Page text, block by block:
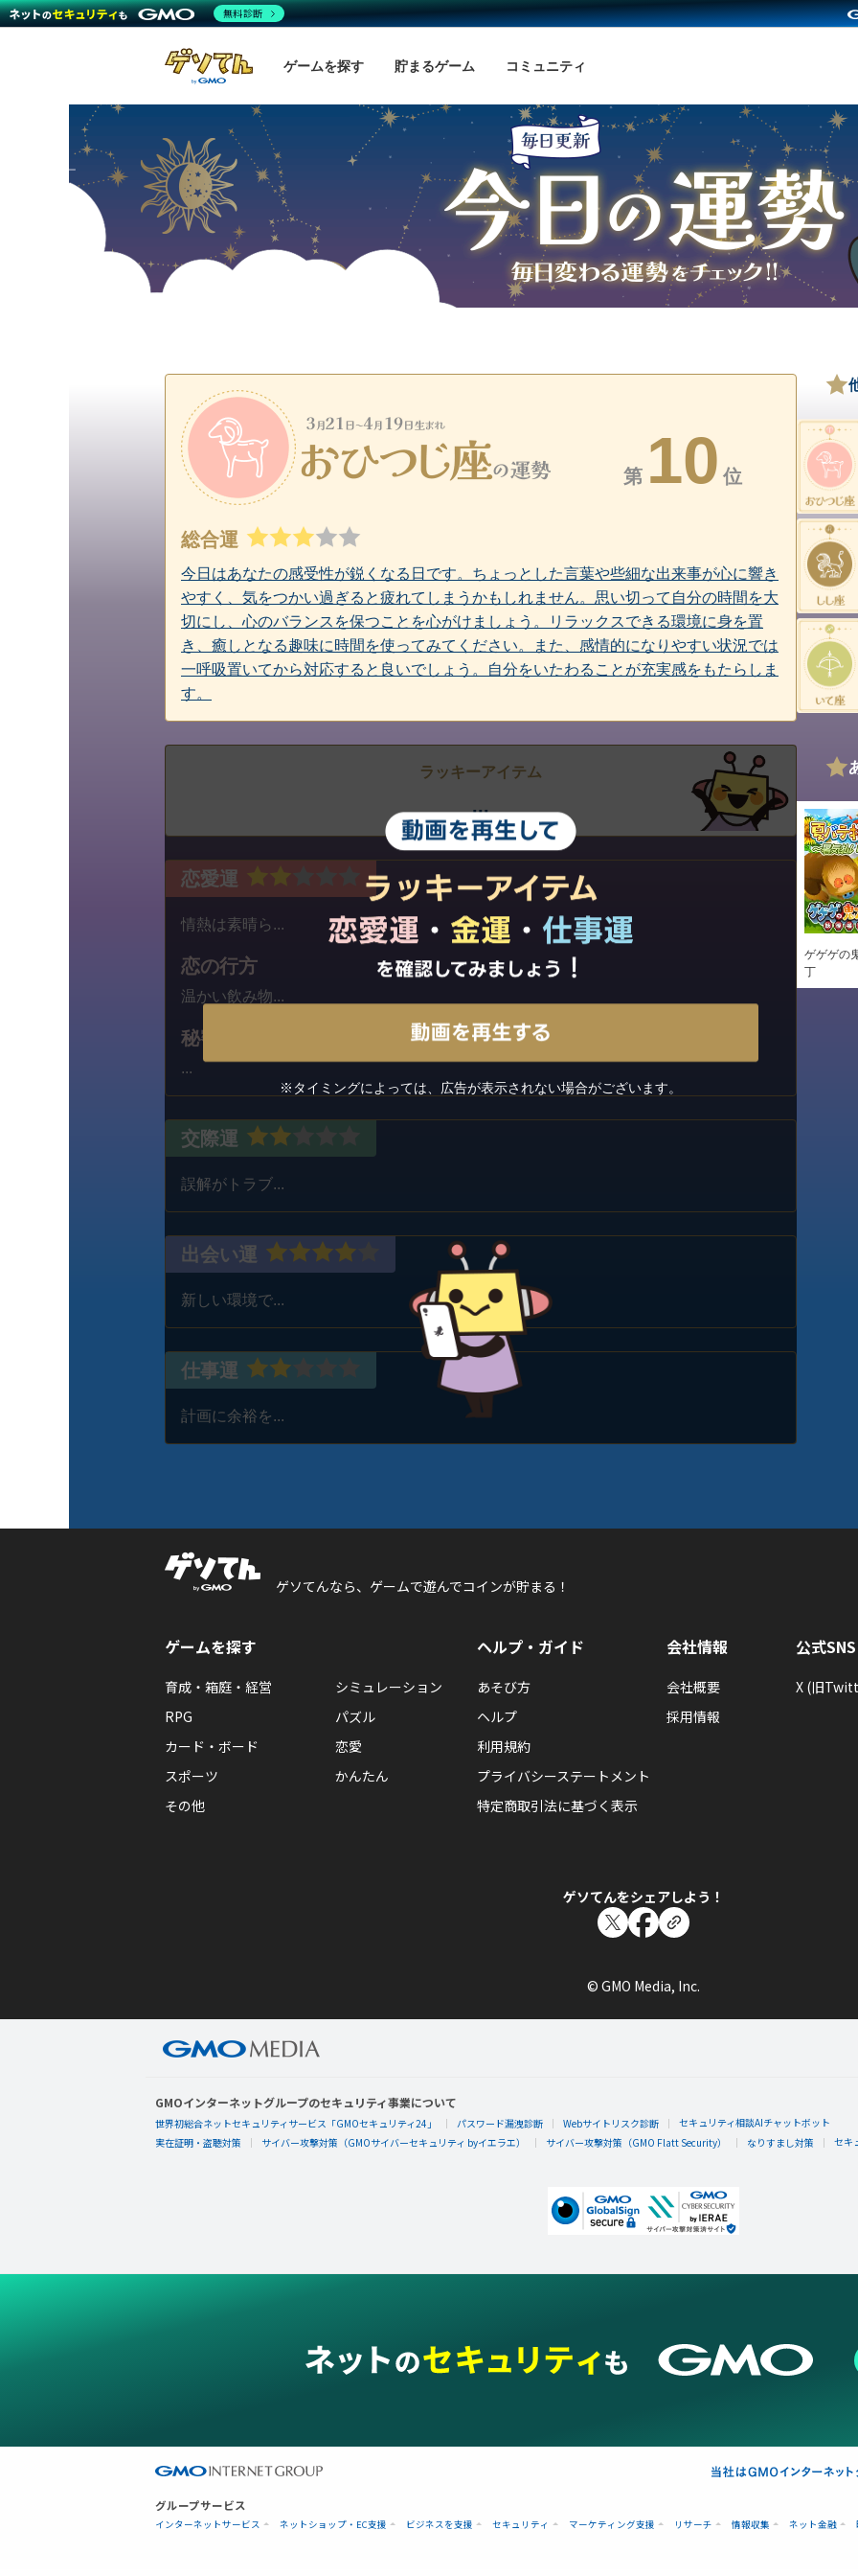
ゲームを探す 貯まるゲーム コミュニティ
第 10 位
総合運
今日はあなたの感受性が鋭くなる日です。ちょっとした言葉や些細な出来事が心に響き
やすく、気をつかい過ぎると疲れてしまうかもしれません。思い切って自分の時間を大
切にし、心のバランスを保つことを心がけましょう。リラックスできる環境に身を置
き、癒しとなる趣味に時間を使ってみてください。また、感情的になりやすい状況では
一呼吸置いてから対応すると良いでしょう。自分をいたわることが充実感をもたらしま
す。
※タイミングによっては、広告が表示されない場合がございます。
ラッキーアイテム
...
恋愛運
情熱は素晴ら...
恋の行方
温かい飲み物...
秘密の恋
...
交際運
誤解がトラブ...
出会い運
新しい環境で...
仕事運
計画に余裕を...
ゲゲゲの
丁
ゲソてんなら、ゲームで遊んでコインが貯まる！
ゲームを探す
育成・箱庭・経営
シミュレーション
RPG
パズル
カード・ボード
恋愛
スポーツ
かんたん
その他
ヘルプ・ガイド
あそび方
ヘルプ
利用規約
プライバシーステートメント
特定商取引法に基づく表示
会社情報
会社概要
採用情報
公式SNS
X (旧
ゲソてんをシェアしよう！
© GMO Media, Inc.
GMOインターネットグループのセキュリティ事業について
世界初総合ネットセキュリティサービス「GMOセキュリティ24」 パスワード漏洩診断 Webサイトリスク診断
セキュリティ相談AIチャットボット
実在証明・盗聴対策
サイバー攻撃対策（GMOサイバーセキュリティ byイエラエ） サイバー攻撃対策（GMO Flatt Security） なりすまし対策 セキ
グループサービス
インターネットサービス ネットショップ・EC支援 ビジネスを支援 セキュリティ マーケティング支援 リサーチ 情報収集 ネット金融
無料診断